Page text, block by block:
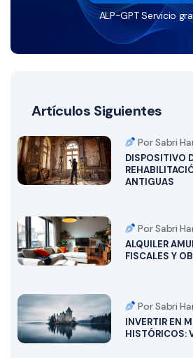
ALP-GPT Servicio
Artículos Siguientes
Por Sabri
DISPOSITIVO
ANTIGUAS
Por Sabri
ALQUILER
FISCALES Y
Por Sabri
INVERTIR EN
HISTÓRICOS: